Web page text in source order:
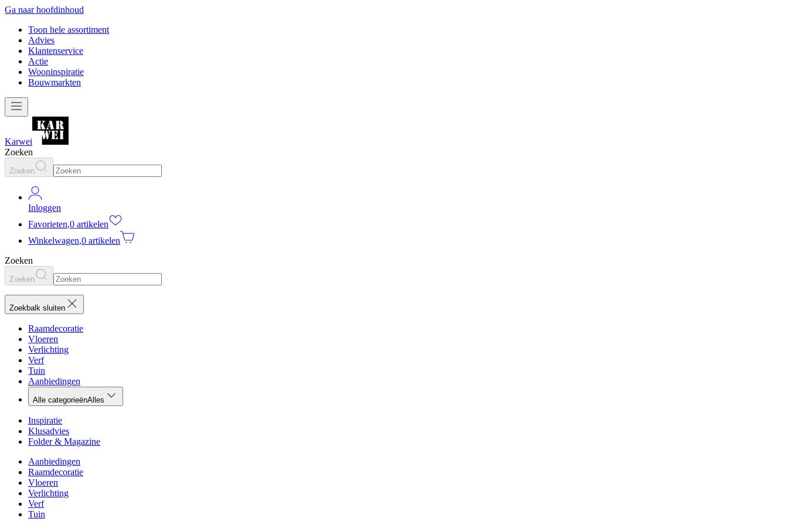
Ga naar hoofdinhoud
Toon hele assortiment
Advies
Klantenservice
Actie
Wooninspiratie
Bouwmarkten
Karwei
Zoeken
Zoeken
Inloggen
Favorieten,0 artikelen
Winkelwagen,0 artikelen
Zoeken
Zoeken
Zoekbalk sluiten
Raamdecoratie
Vloeren
Verlichting
Verf
Tuin
Aanbiedingen
Alle categorieënAlles
Inspiratie
Klusadvies
Folder & Magazine
Aanbiedingen
Raamdecoratie
Vloeren
Verlichting
Verf
Tuin